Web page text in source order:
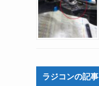
ラジコンの記事